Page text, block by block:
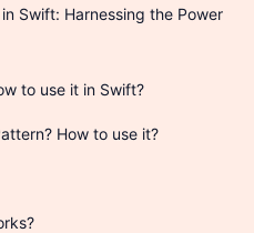
Swift: Harnessing the Power
to use it in Swift?
How to use it?